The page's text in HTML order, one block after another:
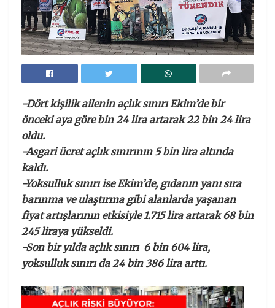
-Dört kişilik ailenin açlık sınırı Ekim’de bir
önceki aya göre bin 24 lira artarak 22 bin 24 lira
oldu.
-Asgari ücret açlık sınırının 5 bin lira altında
kaldı.
-Yoksulluk sınırı ise Ekim’de, gıdanın yanı sıra
barınma ve ulaştırma gibi alanlarda yaşanan
fiyat artışlarının etkisiyle 1.715 lira artarak 68 bin
245 liraya yükseldi.
-Son bir yılda açlık sınırı 6 bin 604 lira,
yoksulluk sınırı da 24 bin 386 lira arttı.